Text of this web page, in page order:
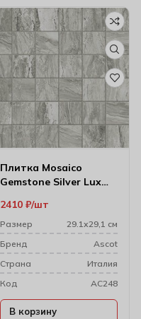
Плитка Mosaico
Gemstone Silver Lux
(4.7×4.7)
2410 ₽ шт
Размер
29.1х29,1 см
Бренд
Ascot
Cтрана
Италия
Код
AC248
В корзину